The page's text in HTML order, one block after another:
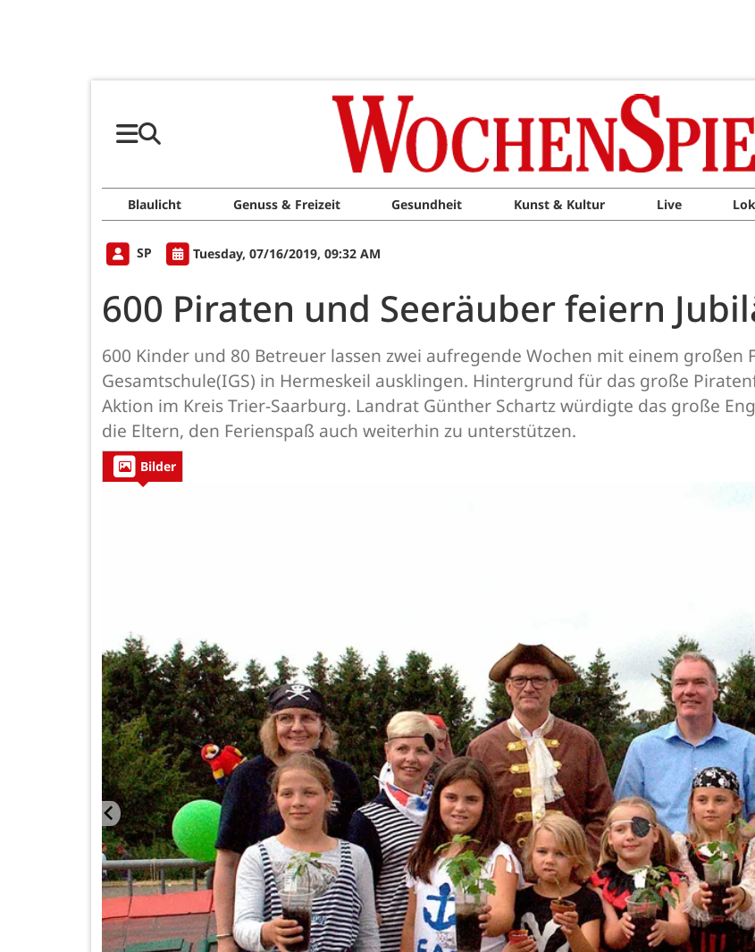
Blaulicht Genuss & Freizeit Gesundheit Kunst & Kultur Live
SP Tuesday, 07/16/2019, 09:32 AM
600 Piraten und Seeräuber feiern
600 Kinder und 80 Betreuer lassen zwei aufregende Wochen mit einem großen
Gesamtschule(IGS) in Hermeskeil ausklingen. Hintergrund für das große
Aktion im Kreis Trier-Saarburg. Landrat Günther Schartz würdigte das große
die Eltern, den Ferienspaß auch weiterhin zu unterstützen.
Bilder